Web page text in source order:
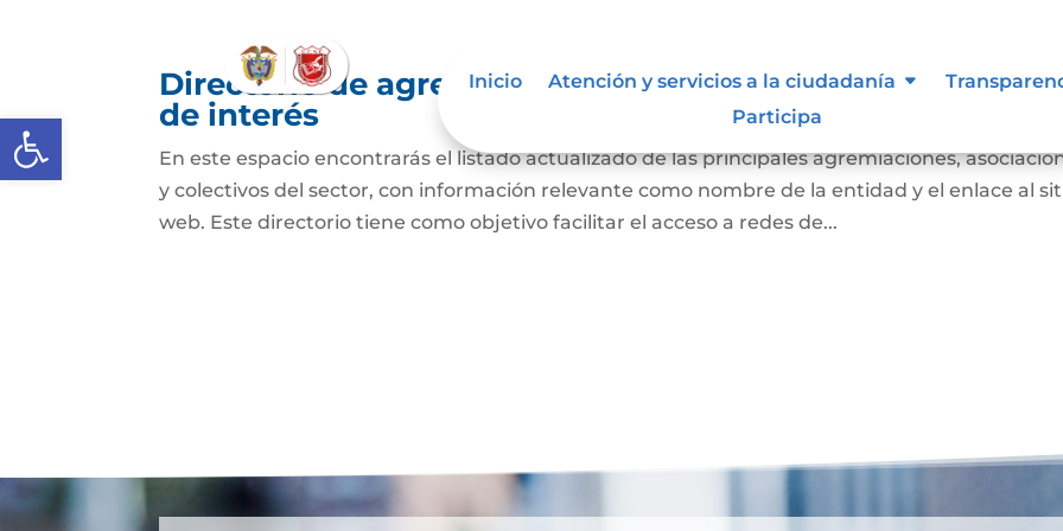
Abrir barra de herramientas
Inicio Atención y servicios a la ciudadanía
Participa
Directorio de agremiaciones, asociaciones y otros
de interés
En este espacio encontrarás el listado actualizado de las principales agremiaciones,
y colectivos del sector, con información relevante como nombre de la entidad y el enlace al
web. Este directorio tiene como objetivo facilitar el acceso a redes de...